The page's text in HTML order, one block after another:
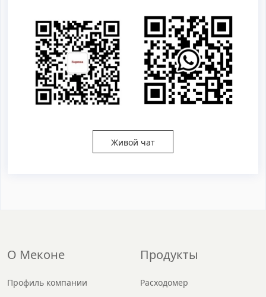
Живой чат
О Меконе
Профиль компании
Продукты
Расходомер